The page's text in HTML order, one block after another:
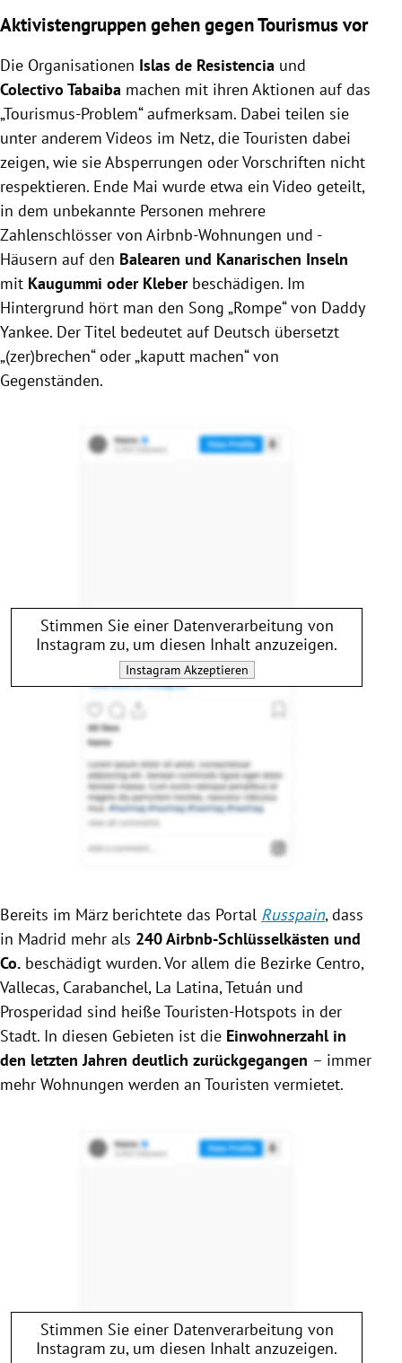
Aktivistengruppen gehen gegen Tourismus vor
Die Organisationen Islas de Resistencia und
Colectivo Tabaiba machen mit ihren Aktionen auf das
„Tourismus-Problem“ aufmerksam. Dabei teilen sie
unter anderem Videos im Netz, die Touristen dabei
zeigen, wie sie Absperrungen oder Vorschriften nicht
respektieren. Ende Mai wurde etwa ein Video geteilt,
in dem unbekannte Personen mehrere
Zahlenschlösser von Airbnb-Wohnungen und -
Häusern auf den Balearen und Kanarischen Inseln
mit Kaugummi oder Kleber beschädigen. Im
Hintergrund hört man den Song „Rompe“ von Daddy
Yankee. Der Titel bedeutet auf Deutsch übersetzt
„(zer)brechen“ oder „kaputt machen“ von
Gegenständen.
Stimmen Sie einer Datenverarbeitung von
Instagram zu, um diesen Inhalt anzuzeigen.
InstagramAkzeptieren
Bereits im März berichtete das Portal Russpain, dass
in Madrid mehr als 240 Airbnb-Schlüsselkästen und
Co. beschädigt wurden. Vor allem die Bezirke Centro,
Vallecas, Carabanchel, La Latina, Tetuán und
Prosperidad sind heiße Touristen-Hotspots in der
Stadt. In diesen Gebieten ist die Einwohnerzahl in
den letzten Jahren deutlich zurückgegangen – immer
mehr Wohnungen werden an Touristen vermietet.
Stimmen Sie einer Datenverarbeitung von
Instagram zu, um diesen Inhalt anzuzeigen.